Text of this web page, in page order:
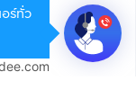
ร์ทั่ว